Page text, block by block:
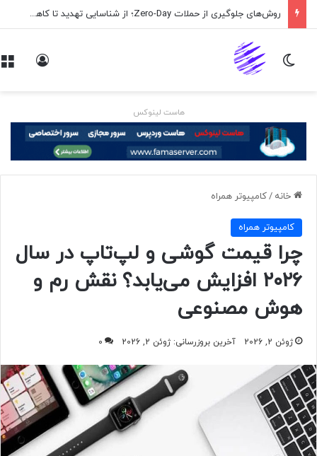
روش‌های جلوگیری از حملات Zero-Day؛ از شناسایی تهدید تا کاهش ریسک
تغییر پوسته
هاست لینوکس
خانه /كامپيوتر همراه
كامپيوتر همراه
چرا قیمت گوشی و لپ‌تاپ در سال
۲۰۲۶ افزایش می‌یابد؟ نقش رم و
هوش مصنوعی
ژوئن 2, 2026 آخرین بروزرسانی: ژوئن 2, 2026 0